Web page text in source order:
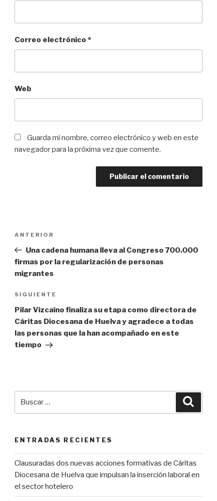
Correo electrónico *
Web
Guarda mi nombre, correo electrónico y web en este
navegador para la próxima vez que comente.
entradas
Entrada
anterior:
ANTERIOR
Una cadena humana lleva al Congreso 700.000
firmas por la regularización de personas
migrantes
Siguiente
entrada
SIGUIENTE
Pilar Vizcaíno finaliza su etapa como directora de
Cáritas Diocesana de Huelva y agradece a todas
las personas que la han acompañado en este
tiempo
ENTRADAS RECIENTES
Clausuradas dos nuevas acciones formativas de Cáritas
Diocesana de Huelva que impulsan la inserción laboral en
el sector hotelero